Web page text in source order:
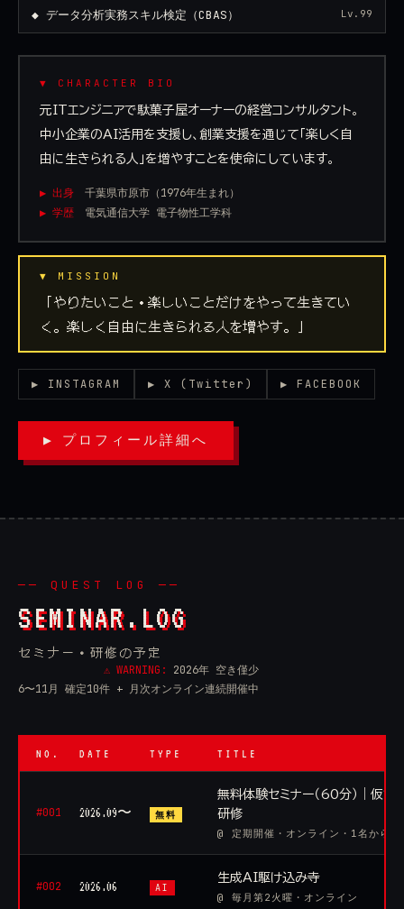
◆ データ分析実務スキル検定（CBAS） Lv.99
▼ CHARACTER BIO
元ITエンジニアで駄菓子屋オーナーの経営コンサルタント。
中小企業のAI活用を支援し、創業支援を通じて「楽しく自
由に生きられる人」を増やすことを使命にしています。
▶ 出身
千葉県市原市（1976年生まれ）
▶ 学歴
電気通信大学 電子物性工学科
▼ MISSION
「やりたいこと・楽しいことだけをやって生きてい
く。楽しく自由に生きられる人を増やす。」
▶ INSTAGRAM ▶ X (Twitter) ▶ FACEBOOK
▶ プロフィール詳細へ
── QUEST LOG ──
SEMINAR.LOG
セミナー・研修の予定
⚠ WARNING:
2026年 空き僅少
6〜11月 確定10件 + 月次オンライン連続開催中
NO. DATE TYPE TITLE
#001 2026.09〜 無料
無料体験セミナー（60分）｜仮
研修
@ 定期開催・オンライン・1名からOK
#002 2026.06 AI
生成AI駆け込み寺
@ 毎月第2火曜・オンライン